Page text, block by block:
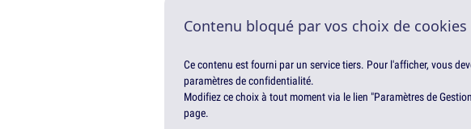
Contenu bloqué par vos choix de cookies
Ce contenu est fourni par un service tiers. Pour l'afficher, vous
paramètres de confidentialité.
Modifiez ce choix à tout moment via le lien "Paramètres de
page.